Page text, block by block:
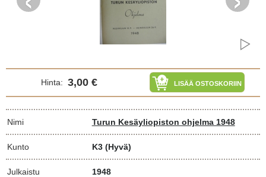
Hinta: 3,00 € LISÄÄ OSTOSKORIIN
Nimi Turun Kesäyliopiston ohjelma 1948
Kunto K3 (Hyvä)
Julkaistu 1948